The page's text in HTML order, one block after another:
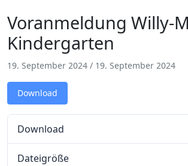
Voranmeldung Willy-
Kindergarten
19. September 2024 / 19. September 2024
Download
Download
Dateigröße